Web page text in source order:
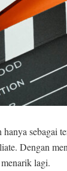
hanya sebagai
Dengan
lagi.